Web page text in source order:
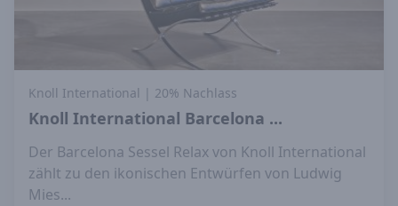
Knoll International | 20% Nachlass
Knoll International Barcelona ...
Der Barcelona Sessel Relax von Knoll International
zählt zu den ikonischen Entwürfen von Ludwig
Mies...